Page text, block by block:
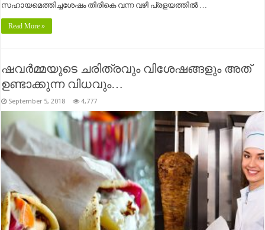
സഹായമെത്തിച്ചശേഷം തിരികെ വന്ന വഴി പ്രളയത്തിൽ …
Read More »
ഷവർമ്മയുടെ ചരിത്രവും വിശേഷങ്ങളും അത്
ഉണ്ടാക്കുന്ന വിധവും…
September 5, 2018 4,777